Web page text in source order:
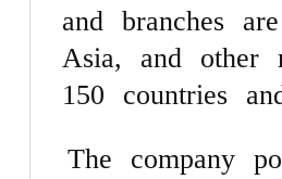
and branches
Asia, and other
150 countries
The company